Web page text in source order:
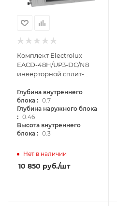
Комплект Electrolux
EACD-48H/UP3-DC/N8
инверторной сплит-
типа
Глубина внутреннего
блока : 0.7
Глубина наружного блока
: 0.46
Высота внутреннего
блока : 0.3
Нет в наличии
10 850 руб./шт